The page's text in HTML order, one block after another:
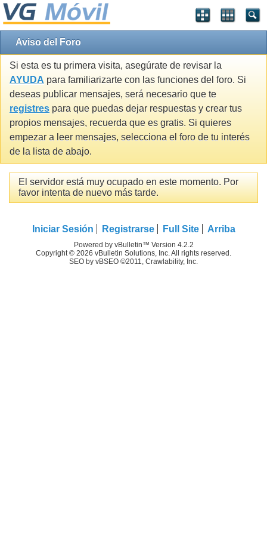
Aviso del Foro
Si esta es tu primera visita, asegúrate de revisar la
AYUDA para familiarizarte con las funciones del foro. Si
deseas publicar mensajes, será necesario que te
registres para que puedas dejar respuestas y crear tus
propios mensajes, recuerda que es gratis. Si quieres
empezar a leer mensajes, selecciona el foro de tu interés
de la lista de abajo.
El servidor está muy ocupado en este momento. Por
favor intenta de nuevo más tarde.
Iniciar Sesión Registrarse Full Site Arriba
Powered by vBulletin™ Version 4.2.2
Copyright © 2026 vBulletin Solutions, Inc. All rights reserved.
SEO by vBSEO ©2011, Crawlability, Inc.